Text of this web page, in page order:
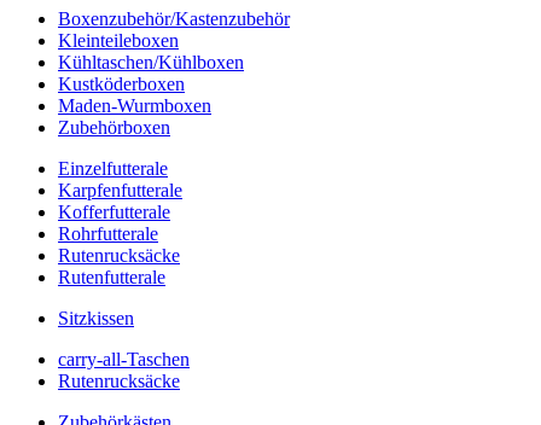
Boxenzubehör/Kastenzubehör
Kleinteileboxen
Kühltaschen/Kühlboxen
Kustköderboxen
Maden-Wurmboxen
Zubehörboxen
Einzelfutterale
Karpfenfutterale
Kofferfutterale
Rohrfutterale
Rutenrucksäcke
Rutenfutterale
Sitzkissen
carry-all-Taschen
Rutenrucksäcke